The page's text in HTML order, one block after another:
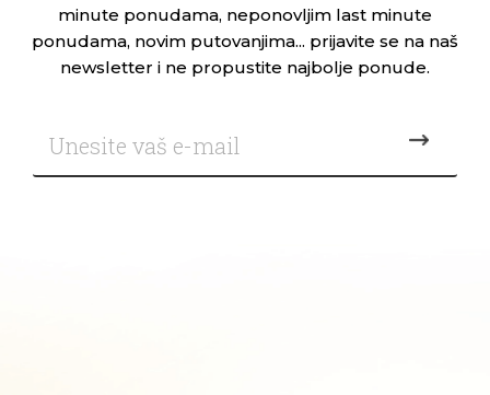
minute ponudama, neponovljim last minute
ponudama, novim putovanjima... prijavite se na naš
newsletter i ne propustite najbolje ponude.